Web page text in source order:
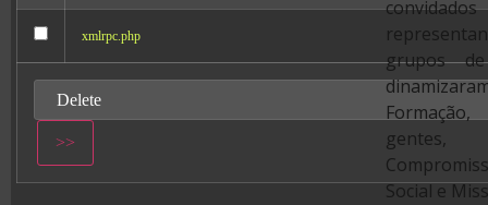
xmlrpc.php
grupos
gentes,
Social e